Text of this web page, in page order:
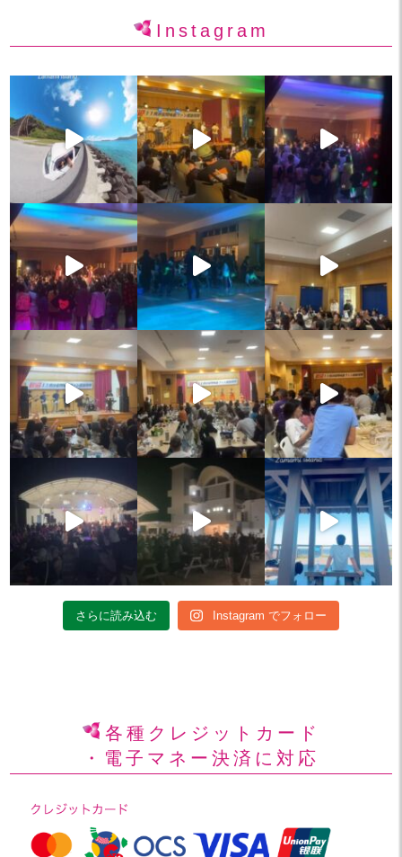
Instagram
さらに読み込む Instagram でフォロー
各種クレジットカード
・電子マネー決済に対応